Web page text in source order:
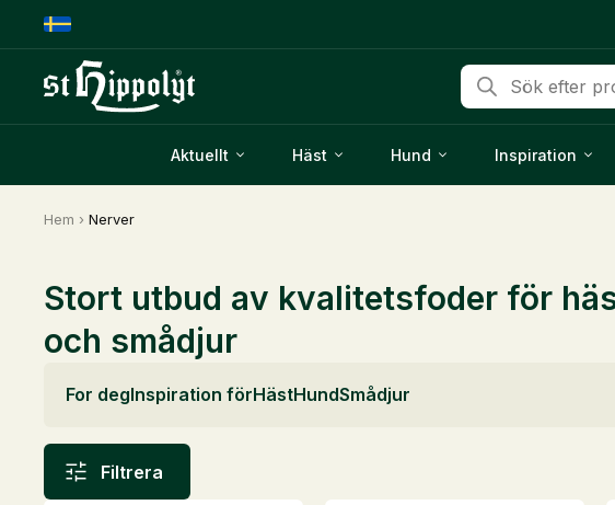
Produktsökning
Aktuellt Häst Hund Inspiration
Hem › Nerver
Stort utbud av kvalitetsfoder för
och smådjur
For degInspiration förHästHundSmådjur
Filtrera